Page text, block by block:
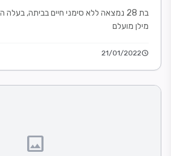
בת 28 נמצאה ללא סימני חיים בביתה,
מילן מועלם
schedule
21/01/2022
image